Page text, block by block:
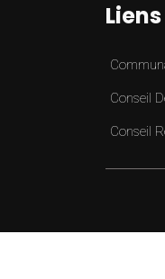
Conseil
Conseil